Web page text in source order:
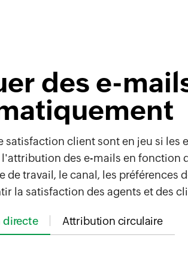
des e-
satisfaction client sont en jeu si les
des e-mails en fonction
de travail, le canal, les préférences
la satisfaction des agents et des
Attribution circulaire